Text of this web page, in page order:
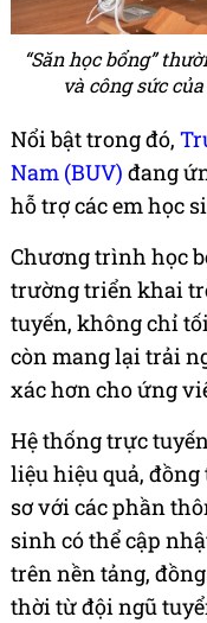
“Săn học bổng”
và công sức
Nổi bật trong đó,
Nam (BUV) đang
hỗ trợ các em học
Chương trình học
trường triển khai
tuyến, không chỉ
còn mang lại trải
xác hơn cho ứng
Hệ thống trực
liệu hiệu quả,
sơ với các phần
sinh có thể cập
trên nền tảng,
thời từ đội ngũ